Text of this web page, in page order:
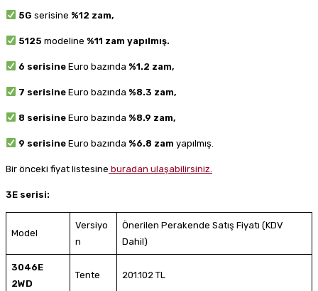
5G serisine %12 zam,
5125 modeline %11 zam yapılmış.
6 serisine Euro bazında %1.2 zam,
7 serisine Euro bazında %8.3 zam,
8 serisineEuro bazında %8.9 zam,
9 serisine Euro bazında %6.8 zam yapılmış.
Bir önceki fiyat listesine buradan ulaşabilirsiniz.
3E serisi:
Model
Versiyo
n
Önerilen Perakende Satış Fiyatı (KDV
Dahil)
3046E
2WD
Tente 201.102 TL